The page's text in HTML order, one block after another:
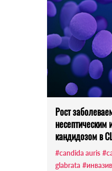
Рост
несептическим
кандидозом в
#candida auris
glabrata